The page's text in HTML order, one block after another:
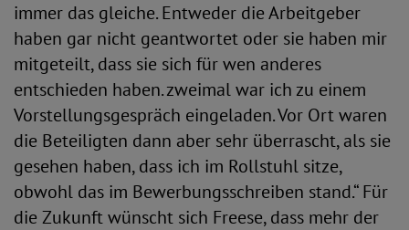
immer das gleiche. Entweder die Arbeitgeber
haben gar nicht geantwortet oder sie haben mir
mitgeteilt, dass sie sich für wen anderes
entschieden haben. zweimal war ich zu einem
Vorstellungsgespräch eingeladen. Vor Ort waren
die Beteiligten dann aber sehr überrascht, als sie
gesehen haben, dass ich im Rollstuhl sitze,
obwohl das im Bewerbungsschreiben stand.“ Für
die Zukunft wünscht sich Freese, dass mehr der